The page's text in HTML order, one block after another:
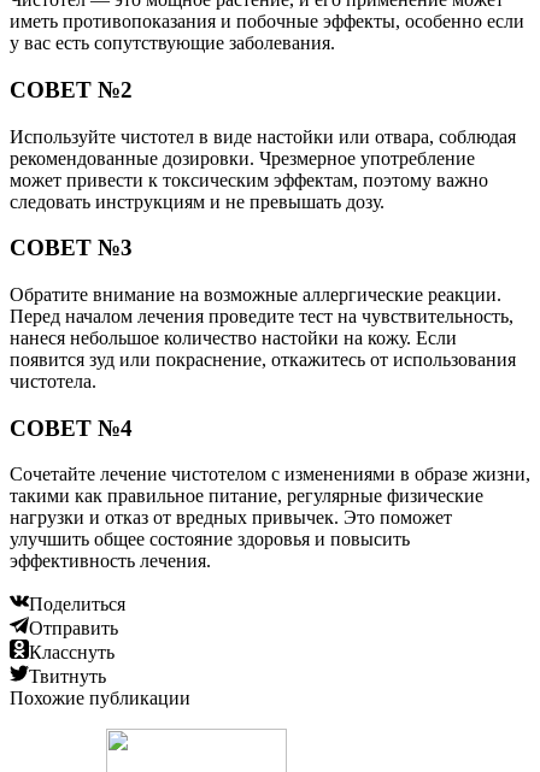
иметь противопоказания и побочные эффекты, особенно если
у вас есть сопутствующие заболевания.
СОВЕТ №2
Используйте чистотел в виде настойки или отвара, соблюдая
рекомендованные дозировки. Чрезмерное употребление
может привести к токсическим эффектам, поэтому важно
следовать инструкциям и не превышать дозу.
СОВЕТ №3
Обратите внимание на возможные аллергические реакции.
Перед началом лечения проведите тест на чувствительность,
нанеся небольшое количество настойки на кожу. Если
появится зуд или покраснение, откажитесь от использования
чистотела.
СОВЕТ №4
Сочетайте лечение чистотелом с изменениями в образе жизни,
такими как правильное питание, регулярные физические
нагрузки и отказ от вредных привычек. Это поможет
улучшить общее состояние здоровья и повысить
эффективность лечения.
Поделиться
Отправить
Класснуть
Твитнуть
Похожие публикации